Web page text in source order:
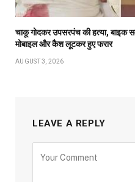
चाकू गोदकर उपसरपंच की हत्या, बाइक
मोबाइल और कैश लूटकर हुए फरार
AUGUST 3, 2026
LEAVE A REPLY